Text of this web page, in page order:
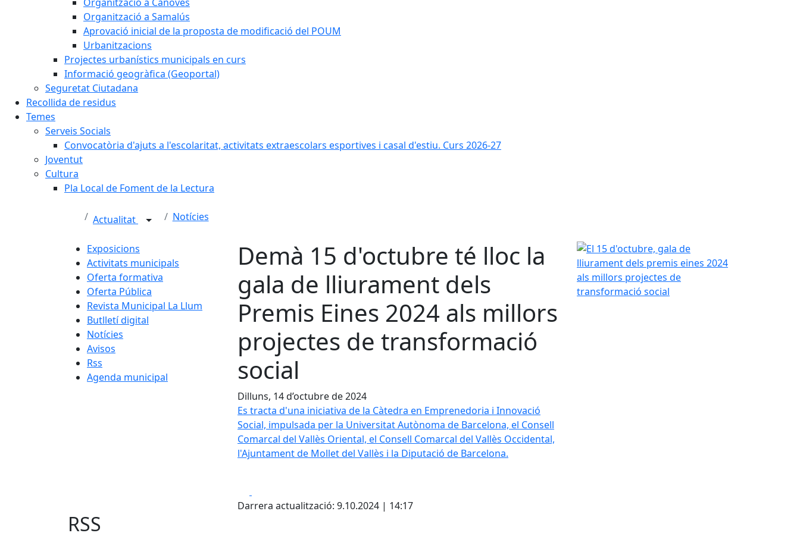
Organització a Samalús
Aprovació inicial de la proposta de modificació del POUM
Urbanitzacions
Projectes urbanístics municipals en curs
Informació geogràfica (Geoportal)
Seguretat Ciutadana
Recollida de residus
Temes
Serveis Socials
Convocatòria d'ajuts a l'escolaritat, activitats extraescolars esportives i casal d'estiu. Curs 2026-27
Joventut
Cultura
Pla Local de Foment de la Lectura
Actualitat Notícies
Exposicions
Activitats municipals
Oferta formativa
Oferta Pública
Revista Municipal La Llum
Butlletí digital
Notícies
Avisos
Rss
Agenda municipal
Demà 15 d'octubre té lloc la
gala de lliurament dels
Premis Eines 2024 als millors
projectes de transformació
social
Dilluns, 14 d’octubre de 2024
Es tracta d'una iniciativa de la Càtedra en Emprenedoria i Innovació
Social, impulsada per la Universitat Autònoma de Barcelona, el Consell
Comarcal del Vallès Oriental, el Consell Comarcal del Vallès Occidental,
l'Ajuntament de Mollet del Vallès i la Diputació de Barcelona.
Darrera actualització: 9.10.2024 | 14:17
El 15 d'octubre, gala de lliurament dels premis
RSS